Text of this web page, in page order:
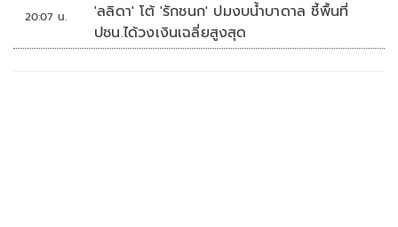
20:07 น.
'ลลิดา' โต้ 'รักชนก' ปมงบน้ำบาดาล ชี้พื้นที่
ปชน.ได้วงเงินเฉลี่ยสูงสุด